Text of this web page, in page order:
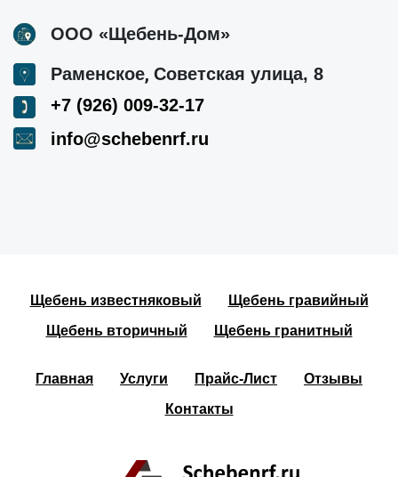
ООО «Щебень-Дом»
Раменское, Советская улица, 8
+7 (926) 009-32-17
info@schebenrf.ru
Щебень известняковый
Щебень гравийный
Щебень вторичный
Щебень гранитный
Главная Услуги Прайс-Лист
Отзывы
Контакты